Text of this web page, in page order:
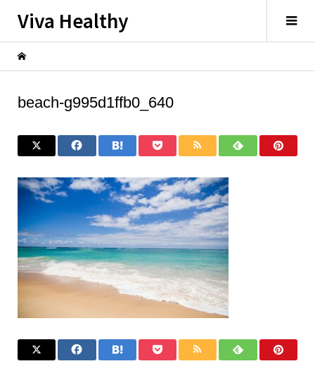
Viva Healthy
beach-g995d1ffb0_640